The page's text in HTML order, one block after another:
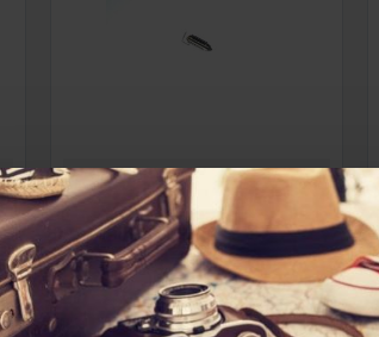
16030-1995
Βαλβιδα Φλοτερ Καρμπυρατερ
Yamaha XT 600
10,12€ Καλάθι